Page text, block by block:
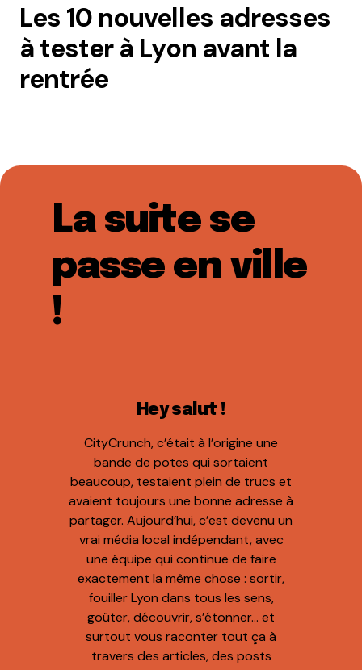
Les 10 nouvelles adresses
à tester à Lyon avant la
rentrée
La suite se
passe en ville
!
Hey salut !
CityCrunch, c’était à l’origine une
bande de potes qui sortaient
beaucoup, testaient plein de trucs et
avaient toujours une bonne adresse à
partager. Aujourd’hui, c’est devenu un
vrai média local indépendant, avec
une équipe qui continue de faire
exactement la même chose : sortir,
fouiller Lyon dans tous les sens,
goûter, découvrir, s’étonner… et
surtout vous raconter tout ça à
travers des articles, des posts